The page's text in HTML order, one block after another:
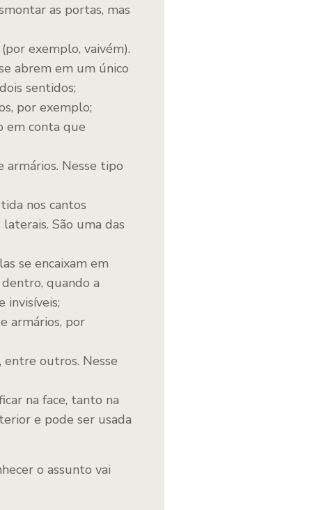
as portas, mas
exemplo, vaivém).
abrem em um único
sentidos;
por exemplo;
em conta que
Nesse tipo
nos cantos
São uma das
se encaixam em
quando a
invisíveis;
armários, por
entre outros. Nesse
na face, tanto na
e pode ser usada
o assunto vai